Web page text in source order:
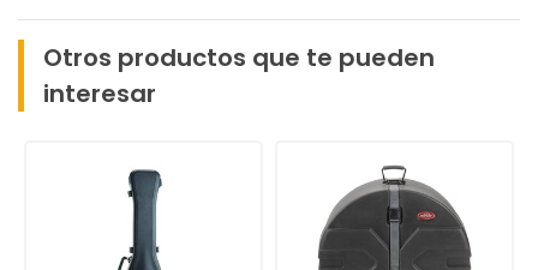
Otros productos que te pueden
interesar